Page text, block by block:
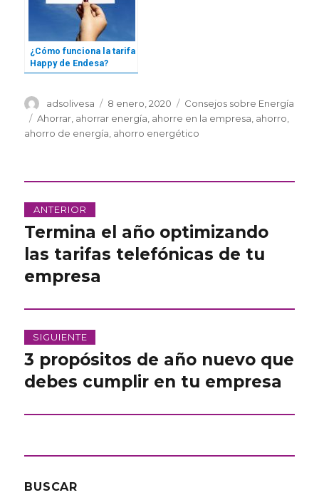
¿Cómo funciona la tarifa
Happy de Endesa?
Autor
adsolivesa
Publicado
el
8 enero, 2020 Categorías
Consejos sobre Energía
Etiquetas
Ahorrar ahorrar energía ahorre en la empresa ahorro
ahorro de energía ahorro energético
de
entradas
ANTERIOR
Entrada
anterior:
Termina el año optimizando
las tarifas telefónicas de tu
empresa
SIGUIENTE
Entrada
siguiente:
3 propósitos de año nuevo que
debes cumplir en tu empresa
BUSCAR